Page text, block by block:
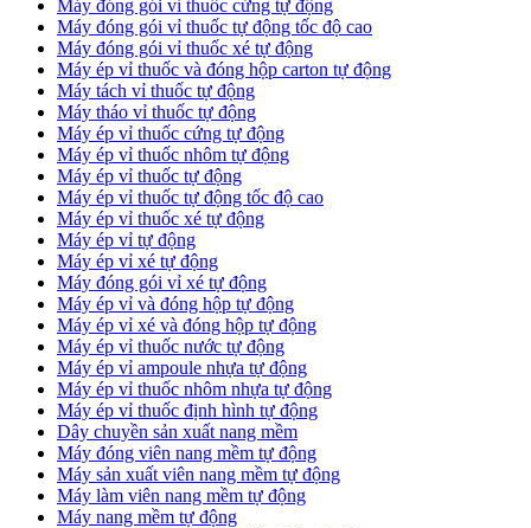
Máy đóng gói vỉ thuốc cứng tự động
Máy đóng gói vỉ thuốc tự động tốc độ cao
Máy đóng gói vỉ thuốc xé tự động
​Máy ép vỉ thuốc và đóng hộp carton tự động
​Máy tách vỉ thuốc tự động
​Máy tháo vỉ thuốc tự động
​Máy ép vỉ thuốc cứng tự động
Máy ép vỉ thuốc nhôm tự động
Máy ép vỉ thuốc tự động​
​Máy ép vỉ thuốc tự động tốc độ cao
​Máy ép vỉ thuốc xé tự động
​Máy ép vỉ tự động
​Máy ép vỉ xé tự động
​Máy đóng gói vỉ xé tự động
​Máy ép vỉ và đóng hộp tự động
​Máy ép vỉ xé và đóng hộp tự động
​Máy ép vỉ thuốc nước tự động
​Máy ép vỉ ampoule nhựa tự động
Máy ép vỉ thuốc nhôm nhựa tự động
​Máy ép vỉ thuốc định hình tự động
​Dây chuyền sản xuất nang mềm
Máy đóng viên nang mềm tự động
​Máy sản xuất viên nang mềm tự động
Máy làm viên nang mềm tự động
Máy nang mềm tự động